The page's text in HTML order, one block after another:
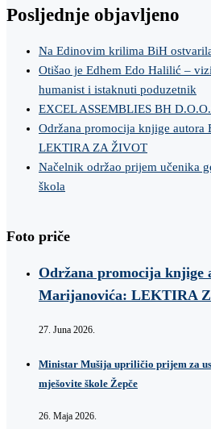
Posljednje objavljeno
Na Edinovim krilima BiH
Otišao je Edhem Edo Halilić –
humanist i istaknuti poduzetnik
EXCEL ASSEMBLIES BH
Održana promocija knjige autora
LEKTIRA ZA ŽIVOT
Načelnik održao prijem učenika
škola
Foto priče
Održana promocija knjige
Marijanovića: LEKTIRA
27. Juna 2026.
Ministar Mušija upriličio prijem za
mješovite škole Žepče
26. Maja 2026.